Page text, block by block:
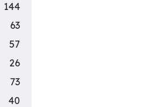
144
63
57
26
73
40